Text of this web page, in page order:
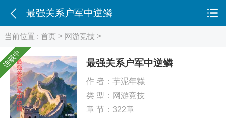
当前位置 :首页 > 网游竞技 >
连载中 最强关系户军中逆鳞
作 者： 芋泥年糕
类 型： 网游竞技
章 节：322章
最强关系户军中逆鳞